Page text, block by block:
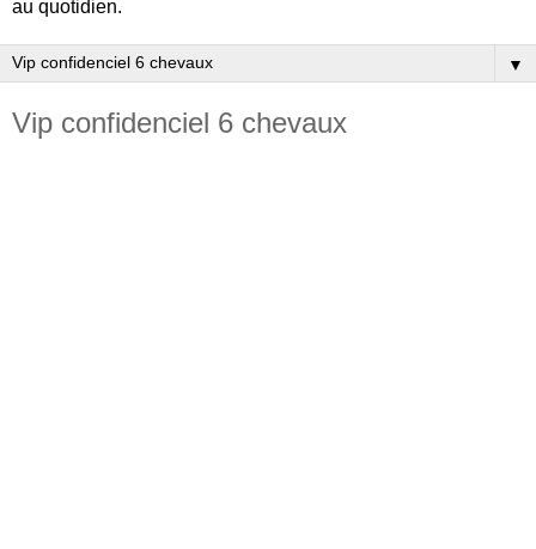
au quotidien.
▼
Vip confidenciel 6 chevaux